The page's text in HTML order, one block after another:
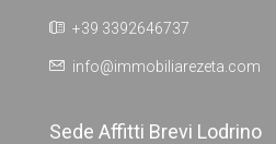
+39 3392646737
info@immobiliarezeta.com
Sede Affitti Brevi Lodrino